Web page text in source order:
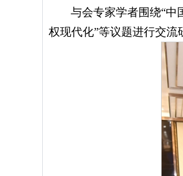
与会专家学者围绕“中
权现代化”等议题进行交流